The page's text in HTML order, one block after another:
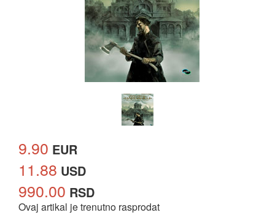
9.90 EUR
11.88 USD
990.00 RSD
Ovaj artikal je trenutno rasprodat